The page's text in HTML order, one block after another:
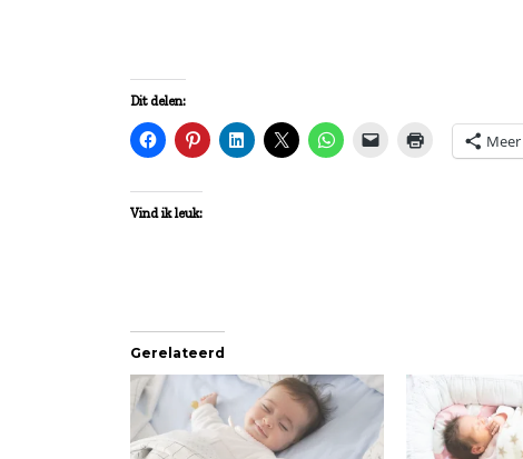
Dit delen:
Meer
Vind ik leuk:
Gerelateerd